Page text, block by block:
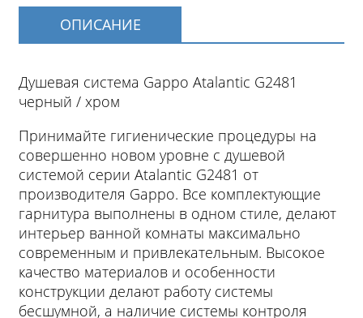
ОПИСАНИЕ
Душевая система Gappo Atalantic G2481
черный / хром
Принимайте гигиенические процедуры на
совершенно новом уровне с душевой
системой серии Atalantic G2481 от
производителя Gappo. Все комплектующие
гарнитура выполнены в одном стиле, делают
интерьер ванной комнаты максимально
современным и привлекательным. Высокое
качество материалов и особенности
конструкции делают работу системы
бесшумной, а наличие системы контроля